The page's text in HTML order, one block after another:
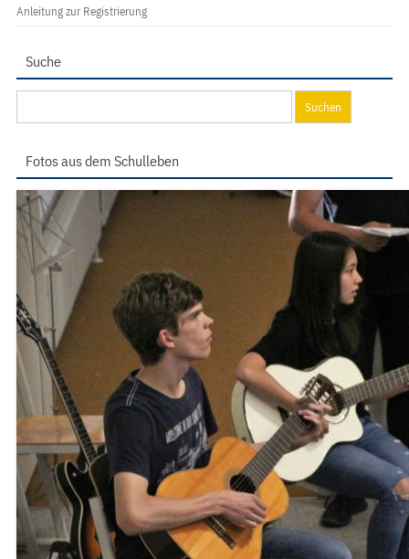
Anleitung zur Registrierung
Suche
nach:
Fotos aus dem Schulleben